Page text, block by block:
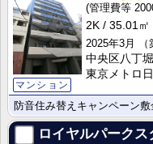
マンション
2K
35.01㎡
2025年3月
中央区八丁堀
東京メトロ
防音住み替えキャンペーン
ロイヤルパーク